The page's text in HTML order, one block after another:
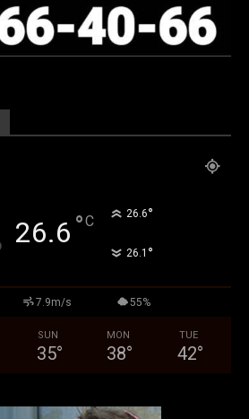
26.6 °C 26.6°
26.1 °
7.9m/s 55%
SUN
35°
MON
38°
TUE
42°